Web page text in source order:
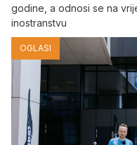
godine, a odnosi se na
inostranstvu
OGLASI